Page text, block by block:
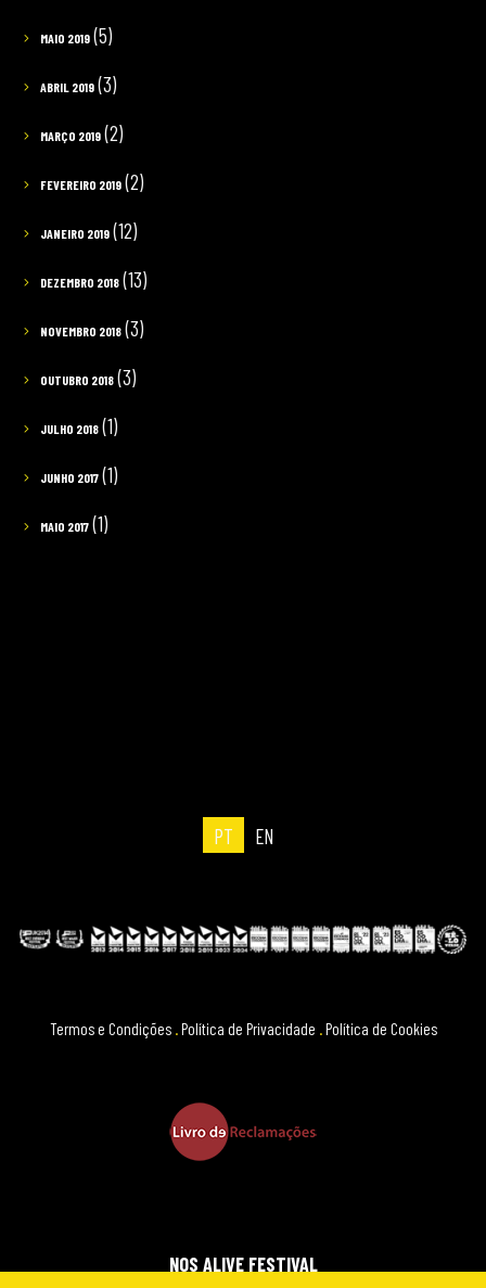
MAIO 2019(5)
ABRIL 2019(3)
MARÇO 2019(2)
FEVEREIRO 2019(2)
JANEIRO 2019(12)
DEZEMBRO 2018(13)
NOVEMBRO 2018(3)
OUTUBRO 2018(3)
JULHO 2018(1)
JUNHO 2017(1)
MAIO 2017(1)
PT EN
Termos e Condições .Política de Privacidade .Política de Cookies
NOS ALIVE FESTIVAL